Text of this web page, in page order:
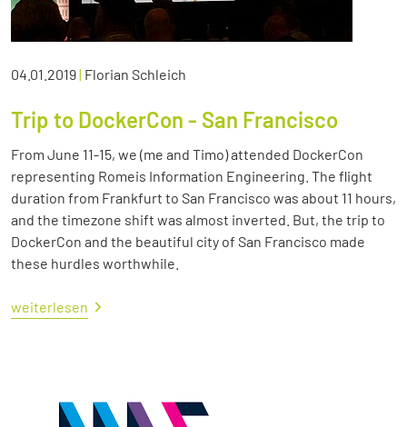
04.01.2019| Florian Schleich
Trip to DockerCon - San Francisco
From June 11-15, we (me and Timo) attended DockerCon
representing Romeis Information Engineering. The flight
duration from Frankfurt to San Francisco was about 11 hours,
and the timezone shift was almost inverted. But, the trip to
DockerCon and the beautiful city of San Francisco made
these hurdles worthwhile.
weiterlesen